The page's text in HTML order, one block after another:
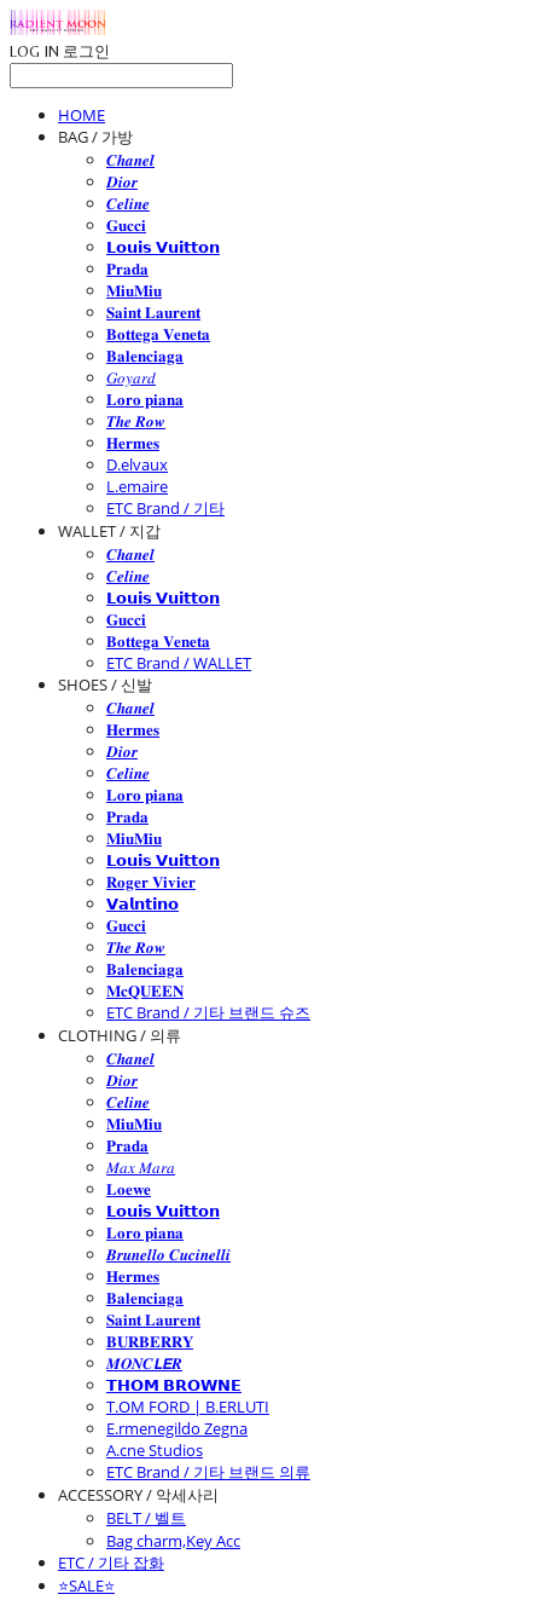
LOG IN 로그인
HOME
BAG / 가방
𝑪𝒉𝒂𝒏𝒆𝒍
𝑫𝒊𝒐𝒓
𝑪𝒆𝒍𝒊𝒏𝒆
𝐆𝐮𝐜𝐜𝐢
𝗟𝗼𝘂𝗶𝘀 𝗩𝘂𝗶𝘁𝘁𝗼𝗻
𝐏𝐫𝐚𝐝𝐚
𝐌𝐢𝐮𝐌𝐢𝐮
𝐒𝐚𝐢𝐧𝐭 𝐋𝐚𝐮𝐫𝐞𝐧𝐭
𝐁𝐨𝐭𝐭𝐞𝐠𝐚 𝐕𝐞𝐧𝐞𝐭𝐚
𝐁𝐚𝐥𝐞𝐧𝐜𝐢𝐚𝐠𝐚
𝐺𝑜𝑦𝑎𝑟𝑑
𝐋𝐨𝐫𝐨 𝐩𝐢𝐚𝐧𝐚
𝑻𝒉𝒆 𝑹𝒐𝒘
𝐇𝐞𝐫𝐦𝐞𝐬
D.elvaux
L.emaire
ETC Brand / 기타
WALLET / 지갑
𝑪𝒉𝒂𝒏𝒆𝒍
𝑪𝒆𝒍𝒊𝒏𝒆
𝗟𝗼𝘂𝗶𝘀 𝗩𝘂𝗶𝘁𝘁𝗼𝗻
𝐆𝐮𝐜𝐜𝐢
𝐁𝐨𝐭𝐭𝐞𝐠𝐚 𝐕𝐞𝐧𝐞𝐭𝐚
ETC Brand / WALLET
SHOES / 신발
𝑪𝒉𝒂𝒏𝒆𝒍
𝐇𝐞𝐫𝐦𝐞𝐬
𝑫𝒊𝒐𝒓
𝑪𝒆𝒍𝒊𝒏𝒆
𝐋𝐨𝐫𝐨 𝐩𝐢𝐚𝐧𝐚
𝐏𝐫𝐚𝐝𝐚
𝐌𝐢𝐮𝐌𝐢𝐮
𝗟𝗼𝘂𝗶𝘀 𝗩𝘂𝗶𝘁𝘁𝗼𝗻
𝐑𝐨𝐠𝐞𝐫 𝐕𝐢𝐯𝐢𝐞𝐫
𝗩𝗮𝗹𝗻𝘁𝗶𝗻𝗼
𝐆𝐮𝐜𝐜𝐢
𝑻𝒉𝒆 𝑹𝒐𝒘
𝐁𝐚𝐥𝐞𝐧𝐜𝐢𝐚𝐠𝐚
𝐌𝐜𝐐𝐔𝐄𝐄𝐍
ETC Brand / 기타 브랜드 슈즈
CLOTHING / 의류
𝑪𝒉𝒂𝒏𝒆𝒍
𝑫𝒊𝒐𝒓
𝑪𝒆𝒍𝒊𝒏𝒆
𝐌𝐢𝐮𝐌𝐢𝐮
𝐏𝐫𝐚𝐝𝐚
𝑀𝑎𝑥 𝑀𝑎𝑟𝑎
𝐋𝐨𝐞𝐰𝐞
𝗟𝗼𝘂𝗶𝘀 𝗩𝘂𝗶𝘁𝘁𝗼𝗻
𝐋𝐨𝐫𝐨 𝐩𝐢𝐚𝐧𝐚
𝑩𝒓𝒖𝒏𝒆𝒍𝒍𝒐 𝑪𝒖𝒄𝒊𝒏𝒆𝒍𝒍𝒊
𝐇𝐞𝐫𝐦𝐞𝐬
𝐁𝐚𝐥𝐞𝐧𝐜𝐢𝐚𝐠𝐚
𝐒𝐚𝐢𝐧𝐭 𝐋𝐚𝐮𝐫𝐞𝐧𝐭
𝐁𝐔𝐑𝐁𝐄𝐑𝐑𝐘
𝑴𝑶𝑵𝑪𝙇𝙀𝑹
𝗧𝗛𝗢𝗠 𝗕𝗥𝗢𝗪𝗡𝗘
T.OM FORD | B.ERLUTI
E.rmenegildo Zegna
A.cne Studios
ETC Brand / 기타 브랜드 의류
ACCESSORY / 악세사리
BELT / 벨트
Bag charm,Key Acc
ETC / 기타 잡화
⭐SALE⭐